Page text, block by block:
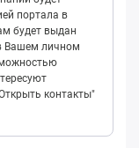
портала в
будет выдан
Вашем личном
контакты"